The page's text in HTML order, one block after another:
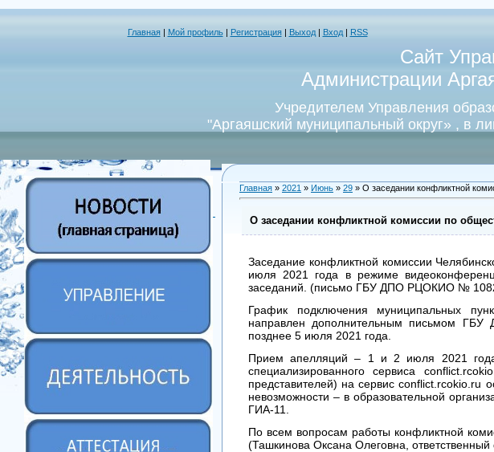
Главная| Мой профиль| Регистрация Выход| Вход RSS
Сайт
Администрации
Учредителем Управления
"Аргаяшский муниципальный округ» , в
Главная » 2021 » Июнь » 29 » О заседании конфликтной
О заседании конфликтной комиссии по
Заседание конфликтной комиссии
июля 2021 года в режиме
заседаний. (письмо ГБУ ДПО РЦОКИО № 1082
График подключения муниципальных
направлен дополнительным письмом
позднее 5 июля 2021 года.
Прием апелляций – 1 и 2 июля 2021
специализированного сервиса
представителей) на сервис conflict.rcokio.ru
невозможности – в образовательной
ГИА-11.
По всем вопросам работы конфликтной
(Ташкинова Оксана Олеговна, ответственный